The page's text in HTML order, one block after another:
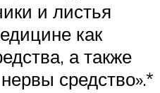
и листья
как
а также
средство».*